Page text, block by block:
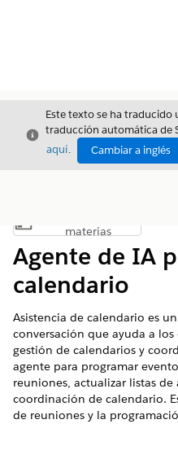
Cerrar
Este texto se ha traducido
traducción automática de
aquí. Cambiar a inglés
Mostrar índice de
materias
Agente de IA
calendario
Asistencia de calendario es
conversación que ayuda a
gestión de calendarios y
agente para programar
reuniones, actualizar listas de
coordinación de calendario.
de reuniones y la